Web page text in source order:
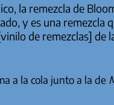
la remezcla de
y es una remezcla
de remezclas] de
a la cola junto a la de